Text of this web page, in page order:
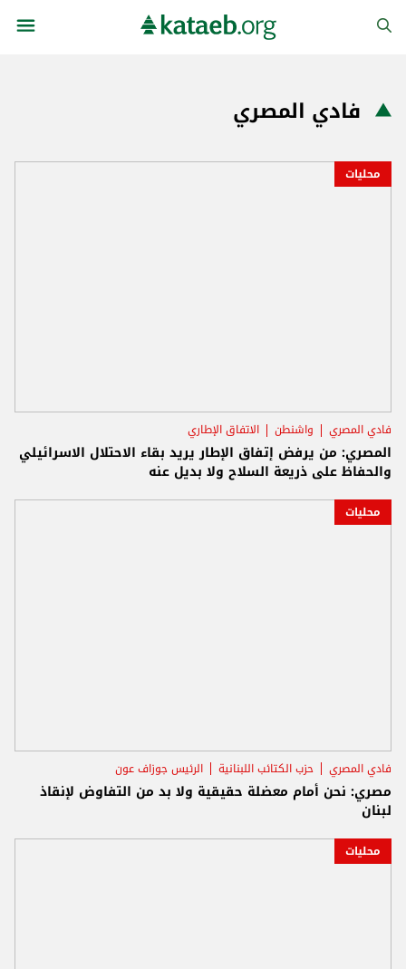
فادي المصري
محليات
فادي المصري واشنطن الاتفاق الإطاري
المصري: من يرفض إتفاق الإطار يريد بقاء الاحتلال الاسرائيلي
والحفاظ على ذريعة السلاح ولا بديل عنه
محليات
فادي المصري حزب الكتائب اللبنانية الرئيس جوزاف عون
مصري: نحن أمام معضلة حقيقية ولا بد من التفاوض لإنقاذ
لبنان
محليات